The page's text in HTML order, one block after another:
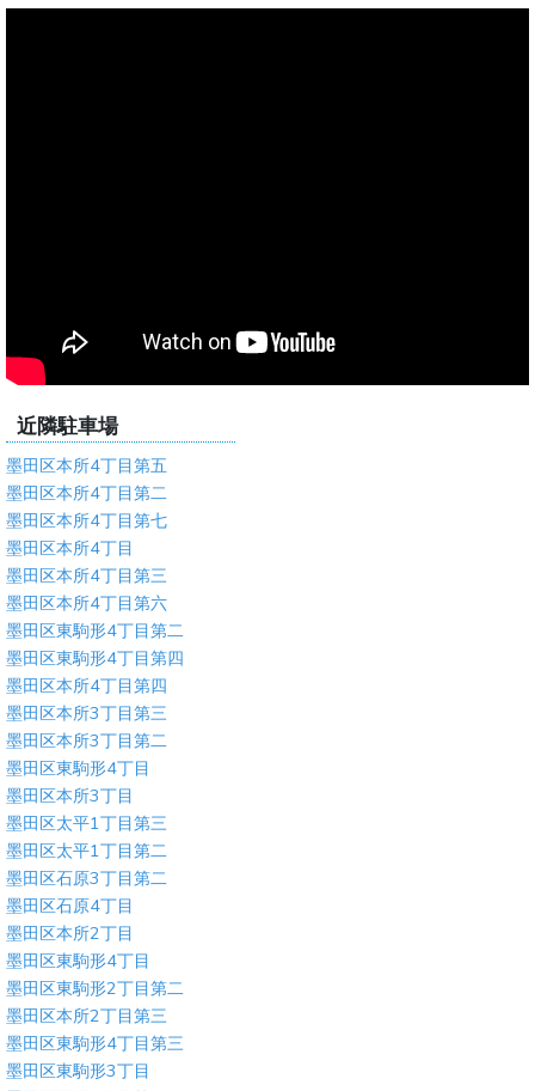
近隣駐車場
墨田区本所4丁目第五
墨田区本所4丁目第二
墨田区本所4丁目第七
墨田区本所4丁目
墨田区本所4丁目第三
墨田区本所4丁目第六
墨田区東駒形4丁目第二
墨田区東駒形4丁目第四
墨田区本所4丁目第四
墨田区本所3丁目第三
墨田区本所3丁目第二
墨田区東駒形4丁目
墨田区本所3丁目
墨田区太平1丁目第三
墨田区太平1丁目第二
墨田区石原3丁目第二
墨田区石原4丁目
墨田区本所2丁目
墨田区東駒形4丁目
墨田区東駒形2丁目第二
墨田区本所2丁目第三
墨田区東駒形4丁目第三
墨田区東駒形3丁目